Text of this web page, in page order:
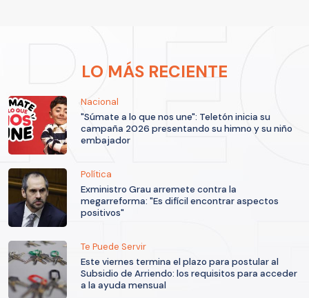
LO MÁS RECIENTE
Nacional
"Súmate a lo que nos une": Teletón inicia su
campaña 2026 presentando su himno y su niño
embajador
Política
Exministro Grau arremete contra la
megarreforma: "Es difícil encontrar aspectos
positivos"
Te Puede Servir
Este viernes termina el plazo para postular al
Subsidio de Arriendo: los requisitos para acceder
a la ayuda mensual